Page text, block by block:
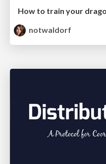
How to train your
notwaldorf